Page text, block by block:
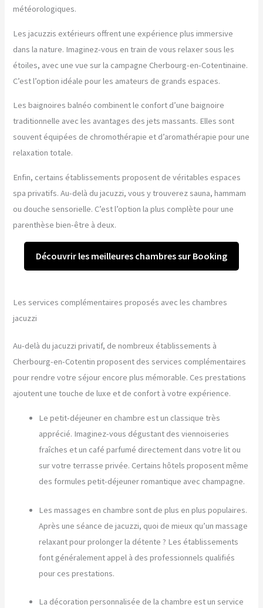
météorologiques.
Les jacuzzis extérieurs offrent une expérience plus immersive
dans la nature. Imaginez-vous en train de vous relaxer sous les
étoiles, avec une vue sur la campagne Cherbourg-en-Cotentinaine.
C’est l’option idéale pour les amateurs de grands espaces.
Les baignoires balnéo combinent le confort d’une baignoire
traditionnelle avec les avantages des jets massants. Elles sont
souvent équipées de chromothérapie et d’aromathérapie pour une
relaxation totale.
Enfin, certains établissements proposent de véritables espaces
spa privatifs. Au-delà du jacuzzi, vous y trouverez sauna, hammam
ou douche sensorielle. C’est l’option la plus complète pour une
parenthèse bien-être à deux.
Découvrir les meilleures chambres sur Booking
Les services complémentaires proposés avec les chambres
jacuzzi
Au-delà du jacuzzi privatif, de nombreux établissements à
Cherbourg-en-Cotentin proposent des services complémentaires
pour rendre votre séjour encore plus mémorable. Ces prestations
ajoutent une touche de luxe et de confort à votre expérience.
Le petit-déjeuner en chambre est un classique très
apprécié. Imaginez-vous dégustant des viennoiseries
fraîches et un café parfumé directement dans votre lit ou
sur votre terrasse privée. Certains hôtels proposent même
des formules petit-déjeuner romantique avec champagne.
Les massages en chambre sont de plus en plus populaires.
Après une séance de jacuzzi, quoi de mieux qu’un massage
relaxant pour prolonger la détente ? Les établissements
font généralement appel à des professionnels qualifiés
pour ces prestations.
La décoration personnalisée de la chambre est un service